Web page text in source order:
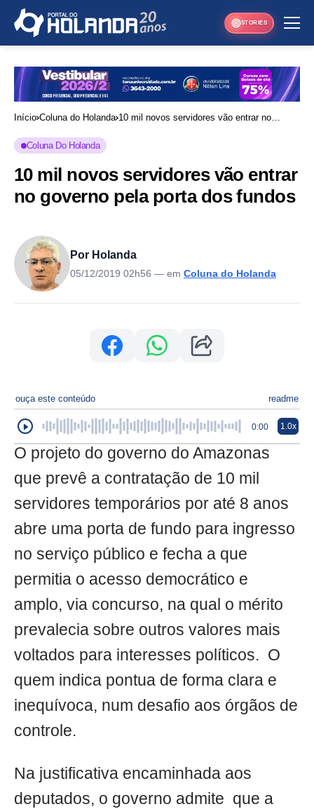
STORIES
Início Coluna do Holanda 10 mil novos servidores vão entrar no
Coluna Do Holanda
10 mil novos servidores vão entrar
no governo pela porta dos fundos
Por Holanda
05/12/2019 02h56 — em Coluna do Holanda
ouça este conteúdo readme
0:00 1.0x
O projeto do governo do Amazonas
que prevê a contratação de 10 mil
servidores temporários por até 8 anos
abre uma porta de fundo para ingresso
no serviço público e fecha a que
permitia o acesso democrático e
amplo, via concurso, na qual o mérito
prevalecia sobre outros valores mais
voltados para interesses políticos. O
quem indica pontua de forma clara e
inequívoca, num desafio aos órgãos de
controle.
Na justificativa encaminhada aos
deputados, o governo admite que a